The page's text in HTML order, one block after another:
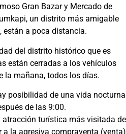
Gran Bazar y Mercado de
un distrito más amigable
están a poca distancia.
del distrito histórico que es
están cerradas a los vehículos
la mañana, todos los días.
posibilidad de una vida nocturna
de las 9:00.
turística más visitada de
a la agresiva compraventa (venta)